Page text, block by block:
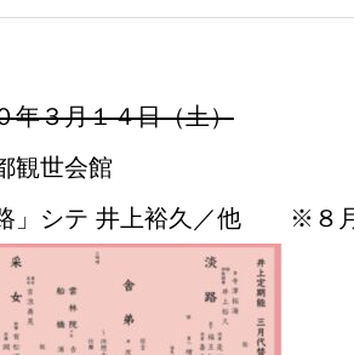
年３月１４日（土）
世会館
」シテ 井上裕久／他 ※８月